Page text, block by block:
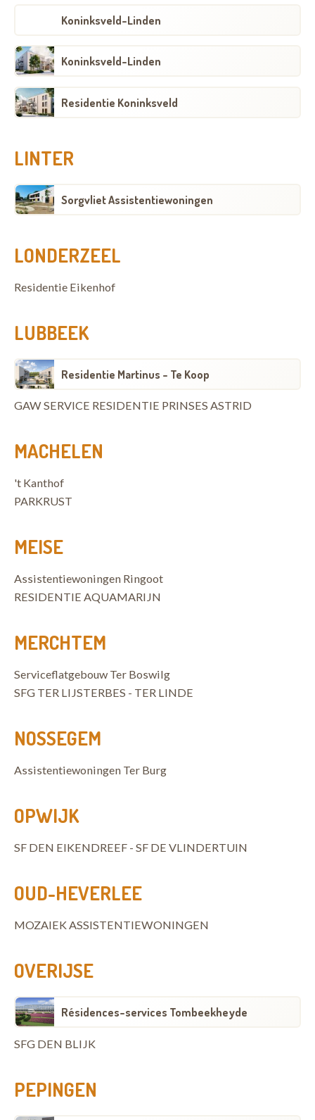
Koninksveld-Linden
Koninksveld-Linden
Residentie Koninksveld
LINTER
Sorgvliet Assistentiewoningen
LONDERZEEL
Residentie Eikenhof
LUBBEEK
Residentie Martinus - Te Koop
GAW SERVICE RESIDENTIE PRINSES ASTRID
MACHELEN
't Kanthof
PARKRUST
MEISE
Assistentiewoningen Ringoot
RESIDENTIE AQUAMARIJN
MERCHTEM
Serviceflatgebouw Ter Boswilg
SFG TER LIJSTERBES - TER LINDE
NOSSEGEM
Assistentiewoningen Ter Burg
OPWIJK
SF DEN EIKENDREEF - SF DE VLINDERTUIN
OUD-HEVERLEE
MOZAIEK ASSISTENTIEWONINGEN
OVERIJSE
Résidences-services Tombeekheyde
SFG DEN BLIJK
PEPINGEN